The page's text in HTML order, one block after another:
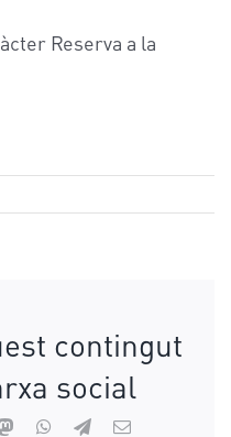
Reserva a la
contingut
social
MastodonWhatsApp
TelegramEmail: